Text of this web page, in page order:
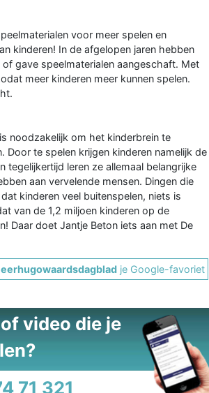
voor meer spelen en
kinderen! In de afgelopen jaren hebben
gave speelmaterialen aangeschaft. Met
meer kinderen meer kunnen spelen.
noodzakelijk om het kinderbrein te
Door te spelen krijgen kinderen namelijk de
leren ze allemaal belangrijke
aan vervelende mensen. Dingen die
kinderen veel buitenspelen, niets is
van de 1,2 miljoen kinderen op de
Daar doet Jantje Beton iets aan met De
je Google-favoriet
video die je
71 321